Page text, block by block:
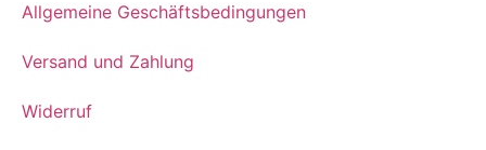
Allgemeine Geschäftsbedingungen
Versand und Zahlung
Widerruf